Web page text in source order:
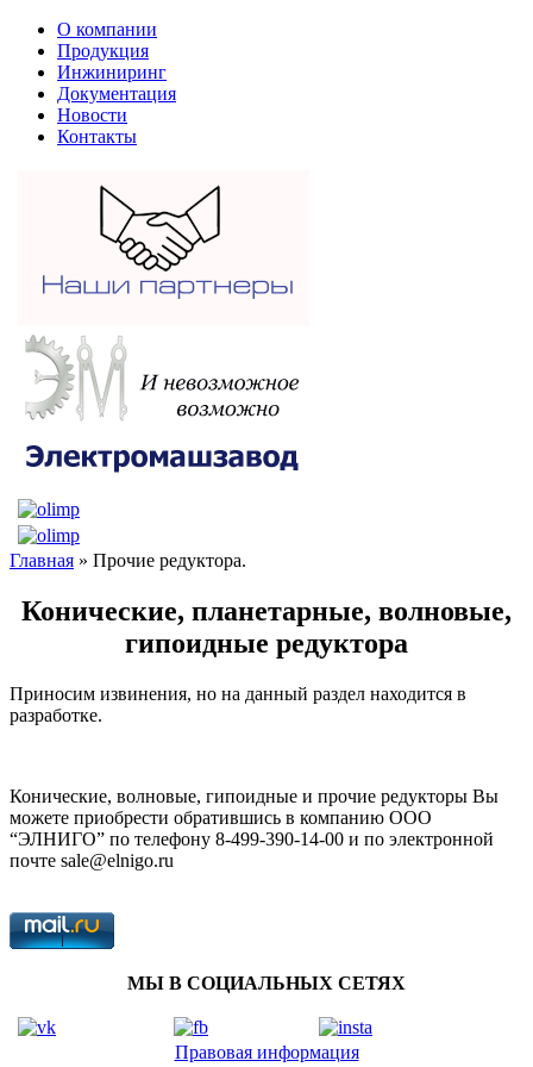
О компании
Продукция
Инжиниринг
Документация
Новости
Контакты
Главная » Прочие редуктора.
Конические, планетарные, волновые,
гипоидные редуктора
Приносим извинения, но на данный раздел находится в
разработке.
Конические, волновые, гипоидные и прочие редукторы Вы
можете приобрести обратившись в компанию ООО
“ЭЛНИГО” по телефону 8-499-390-14-00 и по электронной
почте sale@elnigo.ru
МЫ В СОЦИАЛЬНЫХ СЕТЯХ
Правовая информация